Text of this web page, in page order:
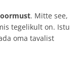
. Mitte see,
tegelikult on. Istu
oma tavalist